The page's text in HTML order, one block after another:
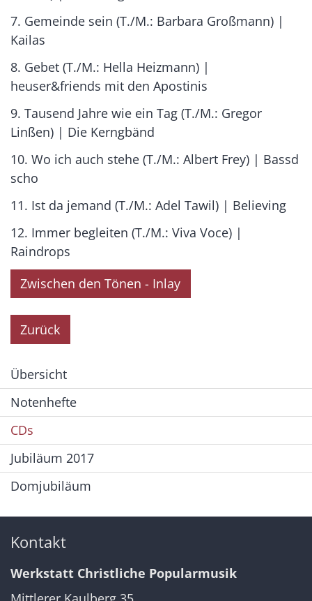
7. Gemeinde sein (T./M.: Barbara Großmann) |
Kailas
8. Gebet (T./M.: Hella Heizmann) |
heuser&friends mit den Apostinis
9. Tausend Jahre wie ein Tag (T./M.: Gregor
Linßen) | Die Kerngbänd
10. Wo ich auch stehe (T./M.: Albert Frey) | Bassd
scho
11. Ist da jemand (T./M.: Adel Tawil) | Believing
12. Immer begleiten (T./M.: Viva Voce) |
Raindrops
Zwischen den Tönen - Inlay
Zurück
Übersicht
Notenhefte
CDs
Jubiläum 2017
Domjubiläum
Kontakt
Werkstatt Christliche Popularmusik